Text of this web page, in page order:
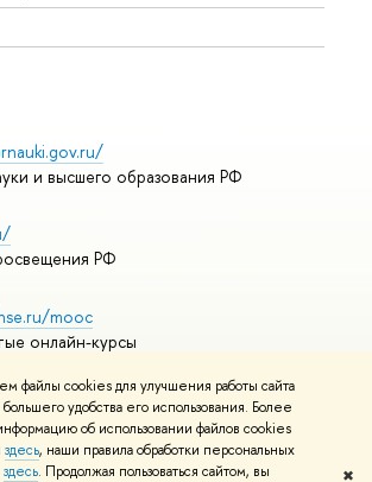
файлы cookies для улучшения работы сайта
удобства его использования. Более
об использовании файлов cookies
здесь, наши правила обработки персональных
здесь. Продолжая пользоваться сайтом, вы ✖
и высшего образования РФ
РФ
mooc
онлайн-курсы
Адреса и контакты
материалов